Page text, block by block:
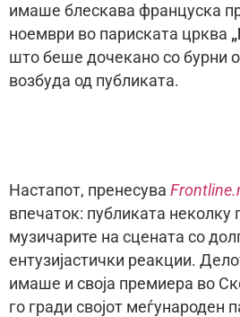
имаше блескава француска
ноември во париската црква
што беше дочекано со бурни
возбуда од публиката.
Настапот, пренесува
впечаток: публиката неколку
музичарите на сцената со
ентузијастички реакции.
имаше и своја премиера во
го гради својот меѓународен